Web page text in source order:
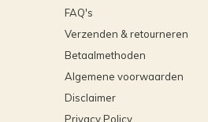
FAQ's
Verzenden & retourneren
Betaalmethoden
Algemene voorwaarden
Disclaimer
Privacy Policy